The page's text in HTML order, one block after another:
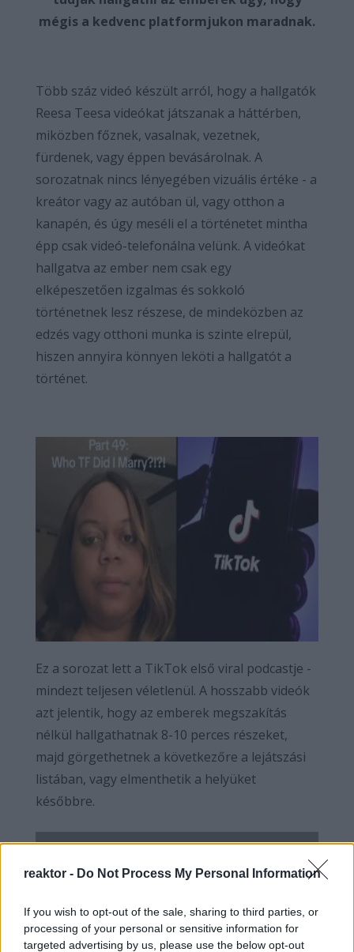
reaktor - Do Not Process My Personal Information
If you wish to opt-out of the sale, sharing to third parties, or
processing of your personal or sensitive information for
targeted advertising by us, please use the below opt-out
mégis a kedvenc platformjukon maradnak.
Több száz videó készült arról, hogy a hallgatók
Reesa Teesa videókat játszanak a háttérben,
miközben főznek, vasalnak, vezetnek,
fürdenek, vagy éppen bevásárolnak. A
sorozatnak nincs lényegében vizuális értéke - a
kreátor vagy az autóban ül, vagy otthon a
kanapén, és úgy meséli el a történetet mintha
épp csak videó-telefonálna velünk. A videókat
hallgatva az ember nem csak egy
elképeszetően izgalmas és sokkoló
történetnek lesz részese, de mindeközben az
edzés vagy otthoni munka is szinte elrepül,
hiszen annyira könnyen leköti a hallgatót a
történet.
Ez a sorozat lett a TikTok első viral podcastje -
mindezt teljesen véletlenül. A hosszabb videók
azt jelentik, hogy az emberek megszakítás
nélkül hallgathatnak 8-10 perces részeket,
majd görgethetnek a következőre a lejátszási
listában, vagy elmenthetik a helyüket
későbbre.
hogy ez a formátum megismételhető lesz-e
a TikTokon.